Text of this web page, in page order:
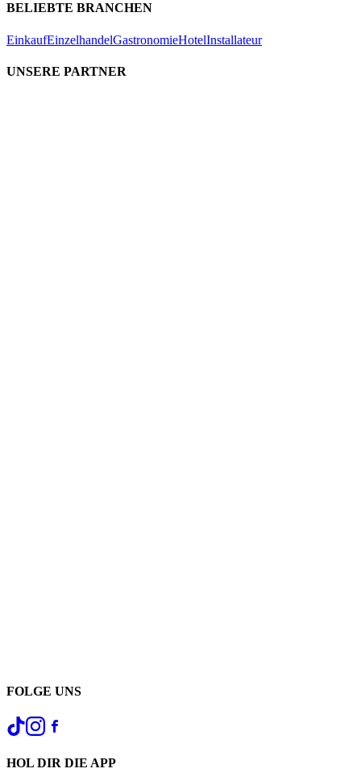
BELIEBTE BRANCHEN
EinkaufEinzelhandelGastronomieHotelInstallateur
UNSERE PARTNER
FOLGE UNS
HOL DIR DIE APP